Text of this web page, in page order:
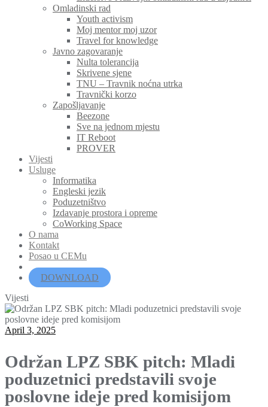
Omladinski rad
Youth activism
Moj mentor moj uzor
Travel for knowledge
Javno zagovaranje
Nulta tolerancija
Skrivene sjene
TNU – Travnik noćna utrka
Travnički korzo
Zapošljavanje
Beezone
Sve na jednom mjestu
IT Reboot
PROVER
Vijesti
Usluge
Informatika
Engleski jezik
Poduzetništvo
Izdavanje prostora i opreme
CoWorking Space
O nama
Kontakt
Posao u CEMu
DOWNLOAD
Vijesti
April 3, 2025
Održan LPZ SBK pitch: Mladi
poduzetnici predstavili svoje
poslovne ideje pred komisijom